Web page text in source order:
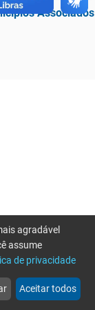
Associados
more_horiz
Mais
agradável
assume
de privacidade
Aceitar todos